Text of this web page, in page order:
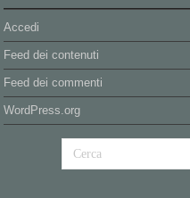
Accedi
Feed dei contenuti
Feed dei commenti
WordPress.org